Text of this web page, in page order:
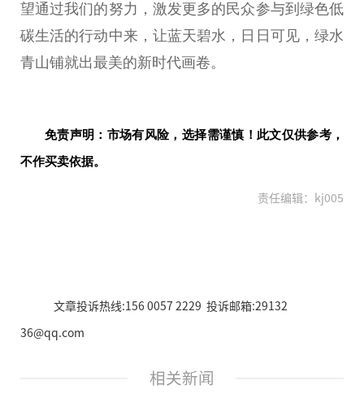
望通过我们的努力，激发更多的民众参与到绿色低
碳生活的行动中来，让蓝天碧水，日日可见， 绿水
青山铺就出最美的新时代画卷。
免责声明：市场有风险，选择需谨慎！此文仅供参考，
不作买卖依据。
责任编辑：kj005
文章投诉热线:156 0057 2229 投诉邮箱:29132
36@qq.com
相关新闻